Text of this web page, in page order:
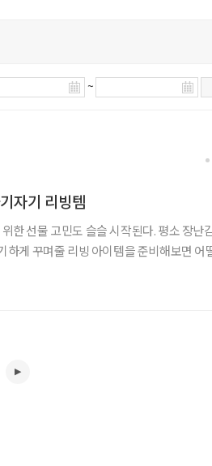
~
자기 리빙템
한 선물 고민도 슬슬 시작된다. 평소 장난
꾸며줄 리빙 아이템을 준비해보면 어떨까? 사